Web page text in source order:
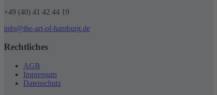
+49 (40) 41 42 44 19
info@the-art-of-hamburg.de
Rechtliches
AGB
Impressum
Datenschutz